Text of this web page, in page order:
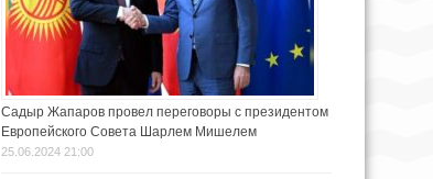
Садыр Жапаров провел переговоры с президентом
Европейского Совета Шарлем Мишелем
25.06.2024 21:00